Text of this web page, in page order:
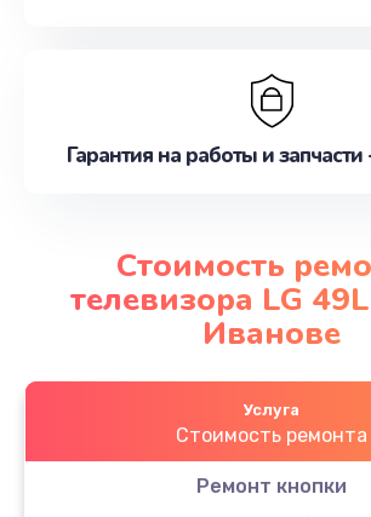
Гарантия на работы и
Стоимость
телевизора LG
Иванове
Услуга
Стоимость ремонта
Ремонт кнопки